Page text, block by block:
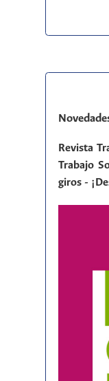
Revista
Trabajo
giros -